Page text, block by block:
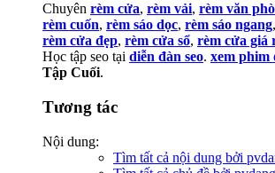
Chuyên rèm cửa, rèm vải, rèm văn
rèm cuốn, rèm sáo dọc, rèm sáo ngang,
rèm cửa đẹp, rèm cửa sổ, rèm cửa giá
Học tập seo tại diễn đàn seo. xem phim
Tập Cuối.
Tương tác
Nội dung:
Tìm tất cả nội dung bởi